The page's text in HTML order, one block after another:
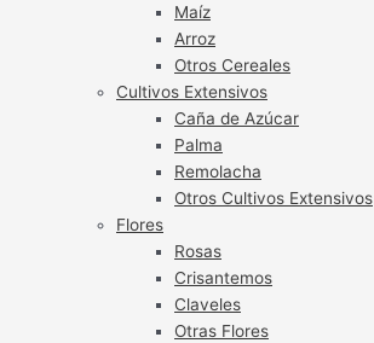
Maíz
Arroz
Otros Cereales
Cultivos Extensivos
Caña de Azúcar
Palma
Remolacha
Otros Cultivos Extensivos
Flores
Rosas
Crisantemos
Claveles
Otras Flores